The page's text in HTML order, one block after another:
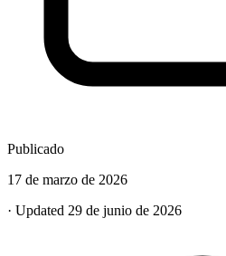
Publicado
17 de marzo de 2026
· Updated 29 de junio de 2026